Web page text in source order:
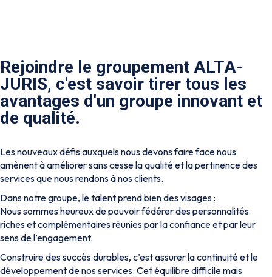
Rejoindre le groupement ALTA-
JURIS, c'est savoir tirer tous les
avantages d'un groupe innovant et
de qualité.
Les nouveaux défis auxquels nous devons faire face nous
amènent à améliorer sans cesse la qualité et la pertinence des
services que nous rendons à nos clients.
Dans notre groupe, le talent prend bien des visages :
Nous sommes heureux de pouvoir fédérer des personnalités
riches et complémentaires réunies par la confiance et par leur
sens de l’engagement.
Construire des succès durables, c’est assurer la continuité et le
développement de nos services. Cet équilibre difficile mais